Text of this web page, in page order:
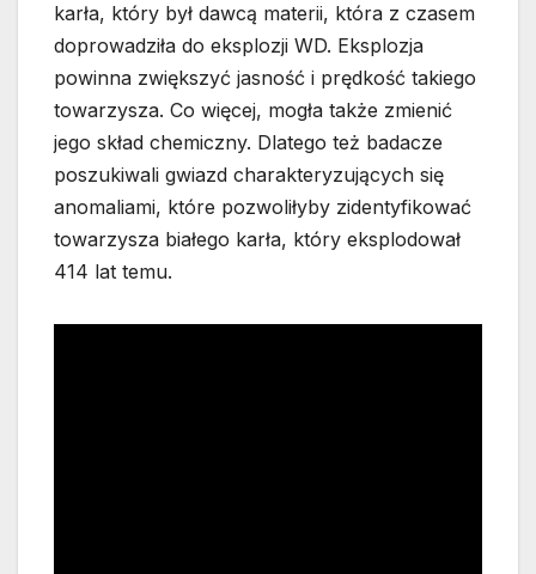
karła, który był dawcą materii, która z czasem
doprowadziła do eksplozji WD. Eksplozja
powinna zwiększyć jasność i prędkość takiego
towarzysza. Co więcej, mogła także zmienić
jego skład chemiczny. Dlatego też badacze
poszukiwali gwiazd charakteryzujących się
anomaliami, które pozwoliłyby zidentyfikować
towarzysza białego karła, który eksplodował
414 lat temu.